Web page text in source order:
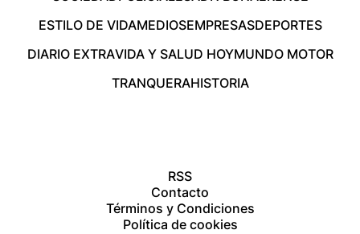
ESTILO DE VIDAMEDIOSEMPRESASDEPORTES
DIARIO EXTRAVIDA Y SALUD HOYMUNDO MOTOR
TRANQUERAHISTORIA
RSS
Contacto
Términos y Condiciones
Política de cookies